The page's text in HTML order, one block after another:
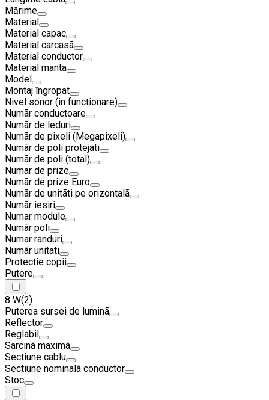
Mărime
Material
Material capac
Material carcasã
Material conductor
Material manta
Model
Montaj îngropat
Nivel sonor (in functionare)
Numãr conductoare
Numãr de leduri
Numãr de pixeli (Megapixeli)
Numãr de poli protejati
Numãr de poli (total)
Numar de prize
Numãr de prize Euro
Numãr de unitãti pe orizontalã
Numãr iesiri
Numar module
Numãr poli
Numar randuri
Numãr unitati
Protectie copii
Putere
8 W(2)
Puterea sursei de luminã
Reflector
Reglabil
Sarcinã maximã
Sectiune cablu
Sectiune nominalã conductor
Stoc